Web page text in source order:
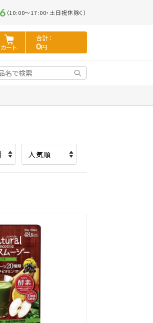
（10:00～17:00・土日祝休除く）
カート
合計：
0円